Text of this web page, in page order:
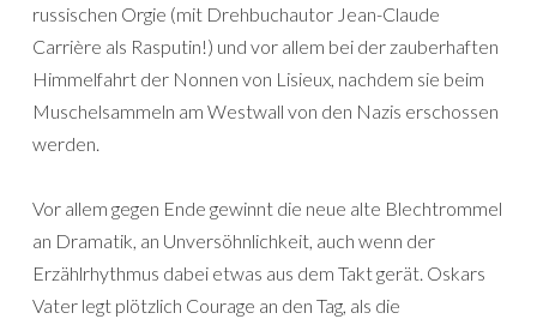
russischen Orgie (mit Drehbuchautor Jean-Claude
Carrière als Rasputin!) und vor allem bei der zauberhaften
Himmelfahrt der Nonnen von Lisieux, nachdem sie beim
Muschelsammeln am Westwall von den Nazis erschossen
werden.
Vor allem gegen Ende gewinnt die neue alte Blechtrommel
an Dramatik, an Unversöhnlichkeit, auch wenn der
Erzählrhythmus dabei etwas aus dem Takt gerät. Oskars
Vater legt plötzlich Courage an den Tag, als die